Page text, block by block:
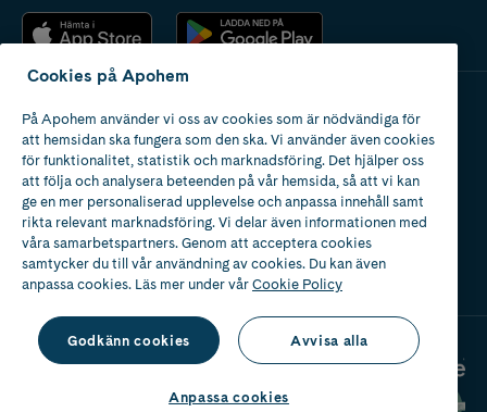
Apotek med tillstånd
av Läkemedelsverket
Cookies på Apohem
På Apohem använder vi oss av cookies som är nödvändiga för
att hemsidan ska fungera som den ska. Vi använder även cookies
för funktionalitet, statistik och marknadsföring. Det hjälper oss
att följa och analysera beteenden på vår hemsida, så att vi kan
ge en mer personaliserad upplevelse och anpassa innehåll samt
rikta relevant marknadsföring. Vi delar även informationen med
våra samarbetspartners. Genom att acceptera cookies
samtycker du till vår användning av cookies. Du kan även
anpassa cookies. Läs mer under vårCookie Policy
Godkänn cookies Avvisa alla
Anpassa cookies